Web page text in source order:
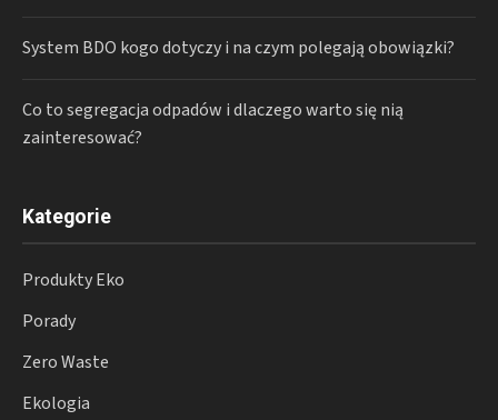
System BDO kogo dotyczy i na czym polegają obowiązki?
Co to segregacja odpadów i dlaczego warto się nią
zainteresować?
Kategorie
Produkty Eko
Porady
Zero Waste
Ekologia